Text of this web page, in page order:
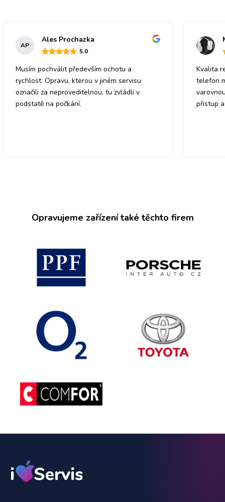
AP
Ales Prochazka
5.0
Musím pochválit především ochotu a
rychlost. Opravu, kterou v jiném servisu
označili za neproveditelnou, tu zvládli v
podstatě na počkání.
Kvalita
telefon
přistup
Opravujeme zařízení také těchto firem